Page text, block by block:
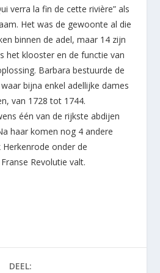
verra la fin de cette rivière” als
Het was de gewoonte al die
binnen de adel, maar 14 zijn
het klooster en de functie van
Barbara bestuurde de
bijna enkel adellijke dames
van 1728 tot 1744.
één van de rijkste abdijen
haar komen nog 4 andere
onder de
Revolutie valt.
DEEL: